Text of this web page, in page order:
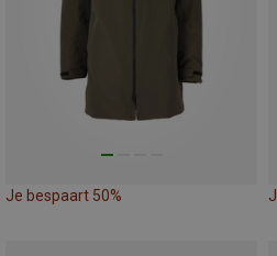
Je bespaart 50%